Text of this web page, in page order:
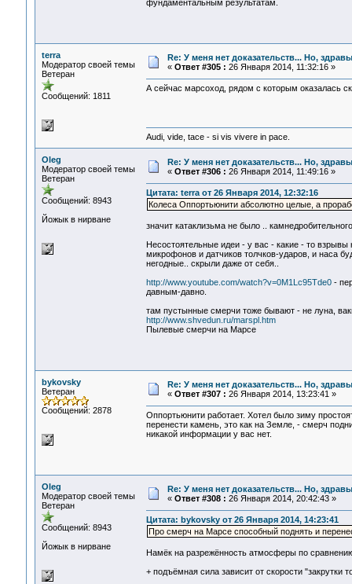
фундаментальным результатам.
terra
Модератор своей темы
Ветеран
Сообщений: 1811
Re: У меня нет доказательств... Но,
« Ответ #305 : 26 Января 2014, 11:32:16 »
А сейчас марсоход, рядом с которым оказалась
Audi, vide, tace - si vis vivere in pace.
Oleg
Модератор своей темы
Ветеран
Сообщений: 8943
Йожык в нирване
Re: У меня нет доказательств... Но,
« Ответ #306 : 26 Января 2014, 11:49:16 »
Цитата: terra от 26 Января 2014, 12:32:16
Колеса Оппортьюнити абсолютно целые, а
значит катаклизьма не было ..
Несостоятельные идеи - у вас - какие - то
микрофонов и датчиков толчков-ударов, и наса
негодные.. скрыли даже от себя..
http://www.youtube.com/watch?v=0M1Lc95Tde0-
давным-давно.
там пустынные смерчи тоже бывают - не луна,
http://www.shvedun.ru/marspl.htm
Пылевые смерчи на Марсе
bykovsky
Ветеран
Сообщений: 2878
Re: У меня нет доказательств... Но,
« Ответ #307 : 26 Января 2014, 13:23:41 »
Оппортьюнити работает. Хотел было зиму
перенести камень, это как на Земле, - смерч
никакой информации у вас нет.
Oleg
Модератор своей темы
Ветеран
Сообщений: 8943
Йожык в нирване
Re: У меня нет доказательств... Но,
« Ответ #308 : 26 Января 2014, 20:42:43 »
Цитата: bykovsky от 26 Января 2014, 14:23:41
Про смерч на Марсе способный поднять и
Намёк на разрежённость атмосферы по
+ подъёмная сила зависит от скорости "закрутки